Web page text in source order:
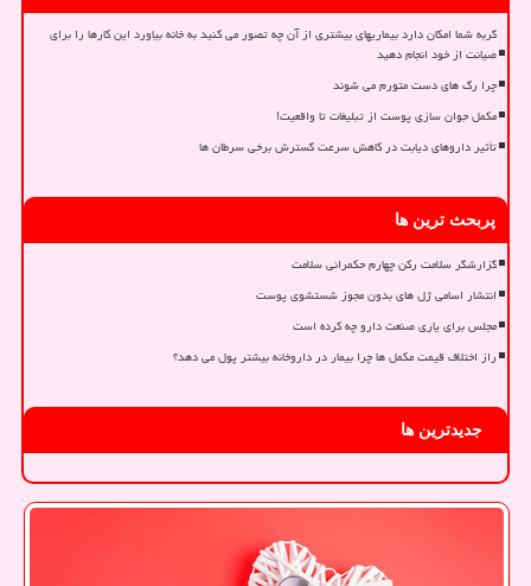
گربه شما امکان دارد بیماریهای بیشتری از آن چه تصور می کنید به خانه بیاورد این کارها را برای
صیانت از خود انجام دهید
چرا رگ های دست متورم می شوند
مکمل جوان سازی پوست از تبلیغات تا واقعیت!
تأثیر داروهای دیابت در کاهش سرعت گسترش برخی سرطان ها
پربحث ترین ها
گزارشگر سلامت رکن چهارم حکمرانی سلامت
انتشار اسامی ژل های بدون مجوز شستشوی پوست
مجلس برای یاری صنعت دارو چه کرده است
راز اختلاف قیمت مکمل ها چرا بیمار در داروخانه بیشتر پول می دهد؟
جدیدترین ها